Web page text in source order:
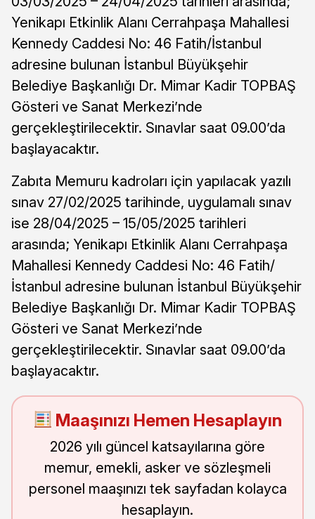
Yenikapı Etkinlik Alanı Cerrahpaşa Mahallesi
Kennedy Caddesi No: 46 Fatih/İstanbul
adresine bulunan İstanbul Büyükşehir
Belediye Başkanlığı Dr. Mimar Kadir TOPBAŞ
Gösteri ve Sanat Merkezi’nde
gerçekleştirilecektir. Sınavlar saat 09.00’da
başlayacaktır.
Zabıta Memuru kadroları için yapılacak yazılı
sınav 27/02/2025 tarihinde, uygulamalı sınav
ise 28/04/2025 – 15/05/2025 tarihleri
arasında; Yenikapı Etkinlik Alanı Cerrahpaşa
Mahallesi Kennedy Caddesi No: 46 Fatih/
İstanbul adresine bulunan İstanbul Büyükşehir
Belediye Başkanlığı Dr. Mimar Kadir TOPBAŞ
Gösteri ve Sanat Merkezi’nde
gerçekleştirilecektir. Sınavlar saat 09.00’da
başlayacaktır.
Maaşınızı Hemen Hesaplayın
2026 yılı güncel katsayılarına göre
memur, emekli, asker ve sözleşmeli
personel maaşınızı tek sayfadan kolayca
hesaplayın.